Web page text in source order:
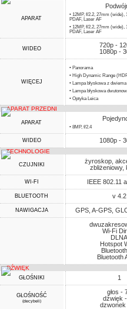
APARAT
• 12MP, f/2.2, 27mm (wide),
PDAF, Laser AF
• 12MP, f/2.2, 27mm (wide),
PDAF, Laser AF
WIDEO
720p -
1080p -
WIĘCEJ
• Panorama
• High Dynamic Range
• Lampa błyskowa z
• Lampa błyskowa
• Optyka Leica
APARAT PRZEDNI
APARAT
• 8MP, f/2.4
WIDEO 1080p -
TECHNOLOGIE
CZUJNIKI
żyroskop,
zbliżeniowy,
WI-FI IEEE 802.11
BLUETOOTH v 4.2
NAWIGACJA
GPS, A-GPS,
Wi-Fi
DLNA
Hotspot
Bluetooth
DŹWIĘK
GŁOŚNIKI 1
GŁOŚNOŚĆ
(decybeli)
głos -
dźwięk
dzwonek